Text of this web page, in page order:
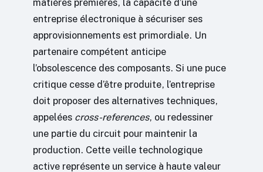
entreprise électronique à sécuriser ses
approvisionnements est primordiale. Un
partenaire compétent anticipe
l’obsolescence des composants. Si une puce
critique cesse d’être produite, l’entreprise
doit proposer des alternatives techniques,
appelées cross-references, ou redessiner
une partie du circuit pour maintenir la
production. Cette veille technologique
active représente un service à haute valeur